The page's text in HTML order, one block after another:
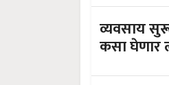
व्यवसाय
कसा घेणार